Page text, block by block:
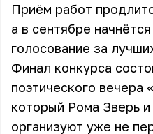
Приём работ
а в сентябре
голосование за
Финал конкурса
поэтического вечера
который Рома Зверь
организуют уже не